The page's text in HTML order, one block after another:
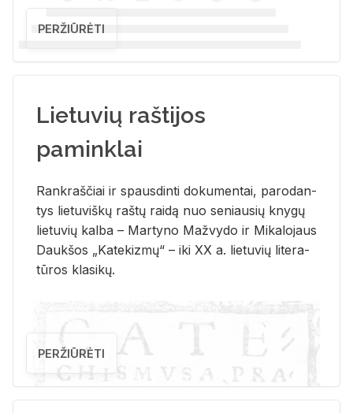
PERŽIŪRĖTI
Lietuvių raštijos
paminklai
Rank­raš­čiai ir spaus­din­ti do­ku­men­tai, pa­ro­dan­
tys lie­tu­viš­kų raš­tų rai­dą nuo se­niau­sių kny­gų
lie­tu­vių kal­ba – Mar­ty­no Ma­žvy­do ir Mi­ka­lo­jaus
Dauk­šos „Ka­te­kiz­mų“ – iki XX a. lie­tu­vių li­te­ra­
tū­ros kla­si­kų.
PERŽIŪRĖTI